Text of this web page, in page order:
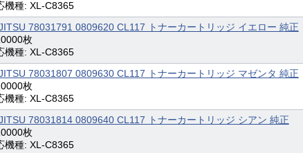
機種: XL-C8365
78031791 0809620 CL117 トナーカートリッジ イエロー 純正
枚
機種: XL-C8365
78031807 0809630 CL117 トナーカートリッジ マゼンタ 純正
枚
機種: XL-C8365
78031814 0809640 CL117 トナーカートリッジ シアン 純正
枚
機種: XL-C8365